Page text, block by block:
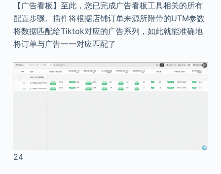
【广告看板】至此，您已完成广告看板工具相关的所有
配置步骤。插件将根据店铺订单来源所附带的UTM参数
将数据匹配给Tiktok对应的广告系列，如此就能准确地
将订单与广告一一对应匹配了
24